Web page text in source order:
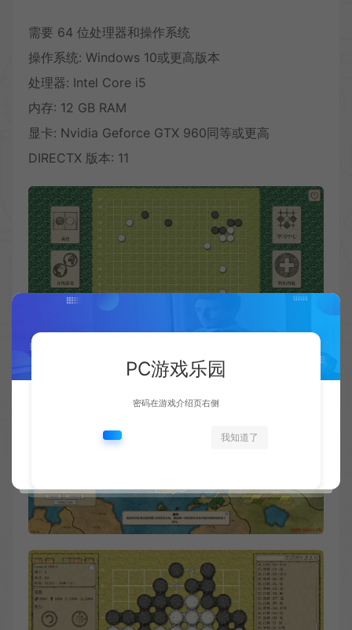
需要 64 位处理器和操作系统
操作系统: Windows 10或更高版本
处理器: Intel Core i5
内存: 12 GB RAM
显卡: Nvidia Geforce GTX 960同等或更高
DIRECTX 版本: 11
PC游戏乐园
密码在游戏介绍页右侧
我知道了